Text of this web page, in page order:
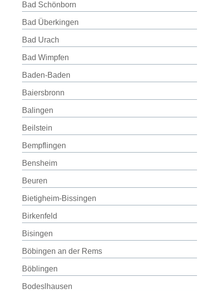
Bad Schönborn
Bad Überkingen
Bad Urach
Bad Wimpfen
Baden-Baden
Baiersbronn
Balingen
Beilstein
Bempflingen
Bensheim
Beuren
Bietigheim-Bissingen
Birkenfeld
Bisingen
Böbingen an der Rems
Böblingen
Bodeslhausen